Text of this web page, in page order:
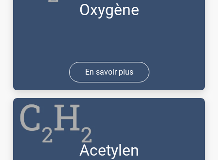
Oxygène
En savoir plus
Acetylen